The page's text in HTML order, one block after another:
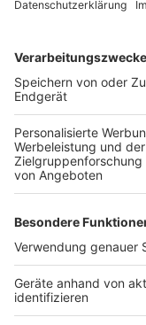
wurde, muss
endet. Wenn
die
Kauf im
gekauft, ist
Internet
14 Tagen
der Artikel
Widerrufsfrist
nicht